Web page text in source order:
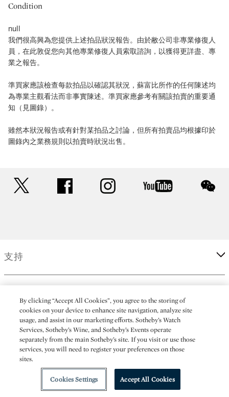
Condition
null
我們很高興為您提供上述拍品狀況報告。由於敝公司非專業修復人
員，在此敦促您向其他專業修復人員索取諮詢，以獲得更詳盡、專
業之報告。
準買家應該檢查每款拍品以確認其狀況，蘇富比所作的任何陳述均
為專業主觀看法而非事實陳述。準買家應參考有關該拍賣的重要通
知（見圖錄）。
雖然本狀況報告或有針對某拍品之討論，但所有拍賣品均根據印於
圖錄內之業務規則以拍賣時狀況出售。
facebook instagram youtube
支持
更多
(C) 2026 Sotheby's
By clicking “Accept All Cookies”, you agree to the storing of
cookies on your device to enhance site navigation, analyze site
usage, and assist in our marketing efforts. Sotheby’s Watch
Services, Sotheby’s Wine, and Sotheby’s Events operate
separately from the main Sotheby’s site. If you visit or use those
services, you will need to register your preferences on those
sites.
Cookies Settings Accept All Cookies